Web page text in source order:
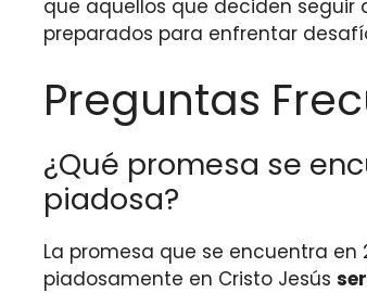
que aquellos que deciden seguir
preparados para enfrentar
Preguntas
¿Qué promesa se
piadosa?
La promesa que se encuentra en
piadosamente en Cristo Jesús